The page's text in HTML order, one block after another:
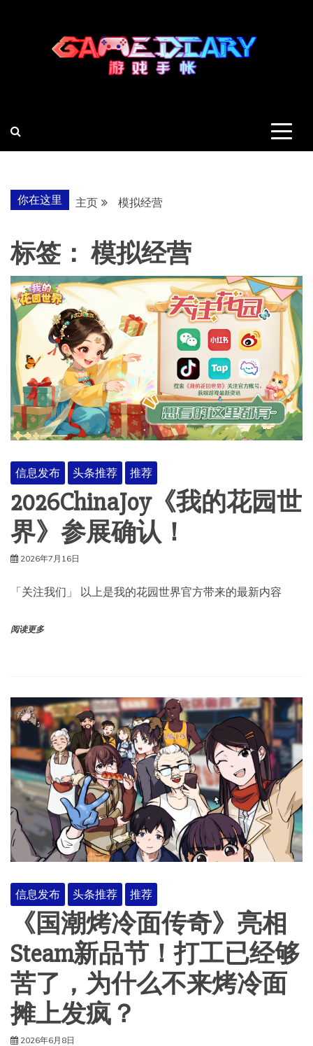
你在这里 主页 模拟经营
标签： 模拟经营
信息发布 头条推荐 推荐
2026ChinaJoy《我的花园世
界》参展确认！
2026年7月16日
「关注我们」 以上是我的花园世界官方带来的最新内容
阅读更多
信息发布 头条推荐 推荐
《国潮烤冷面传奇》亮相
Steam新品节！打工已经够
苦了，为什么不来烤冷面
摊上发疯？
2026年6月8日